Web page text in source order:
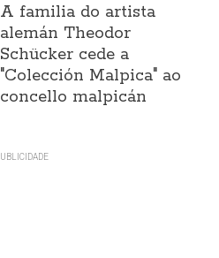
A familia do artista
alemán Theodor
Schücker cede a
"Colección Malpica" ao
concello malpicán